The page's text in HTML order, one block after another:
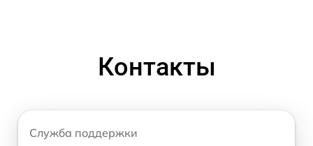
Контакты
Служба поддержки